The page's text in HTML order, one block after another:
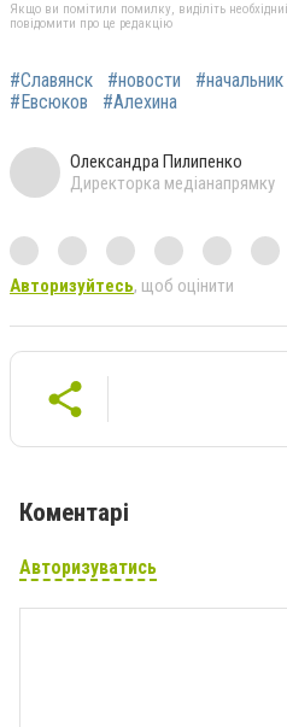
Якщо ви помітили помилку, виділіть
повідомити про це редакцію
#Славянск #новости #начальник
#Евсюков
#Алехина
Олександра Пилипенко
Директорка медіанапрямку
Авторизуйтесь, щоб оцінити
Коментарі
Авторизуватись